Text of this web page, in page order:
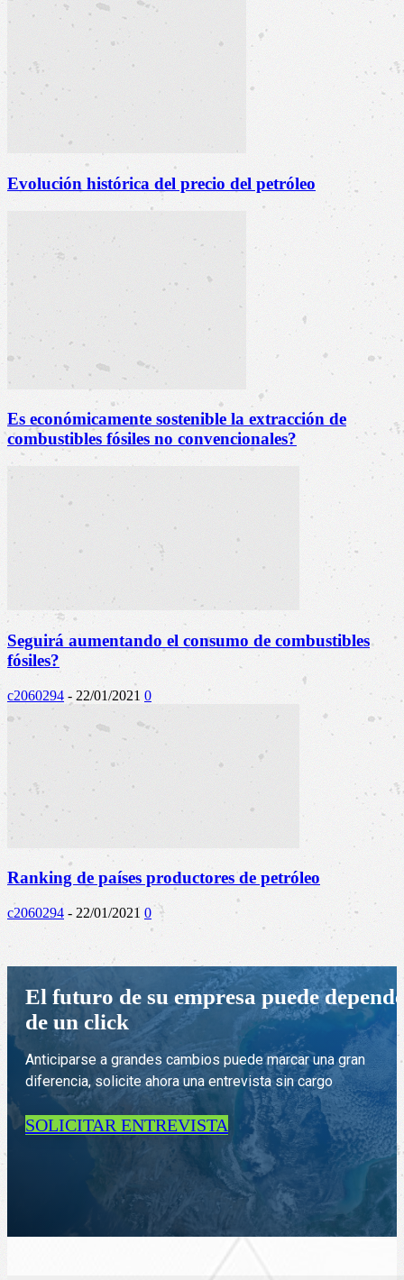
Evolución histórica del precio del petróleo
Es económicamente sostenible la extracción de
combustibles fósiles no convencionales?
Seguirá aumentando el consumo de combustibles
fósiles?
c2060294 - 22/01/2021 0
Ranking de países productores de petróleo
c2060294 - 22/01/2021 0
El futuro de su empresa puede
de un click
Anticiparse a grandes cambios puede marcar una gran
diferencia, solicite ahora una entrevista sin cargo
SOLICITAR ENTREVISTA